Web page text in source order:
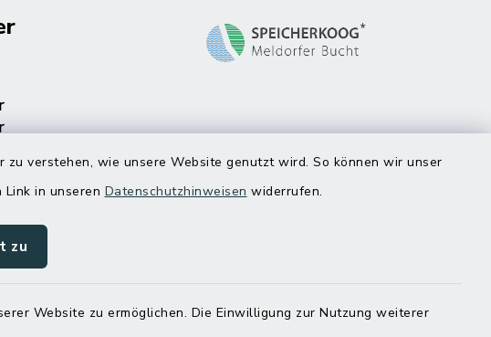
verstehen, wie unsere Website genutzt wird. So können wir unser
in unseren Datenschutzhinweisen widerrufen.
zu
Website zu ermöglichen. Die Einwilligung zur Nutzung weiterer